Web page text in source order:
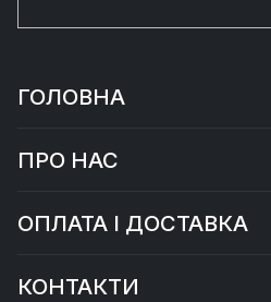
ГОЛОВНА
ПРО НАС
ОПЛАТА І ДОСТАВКА
КОНТАКТИ